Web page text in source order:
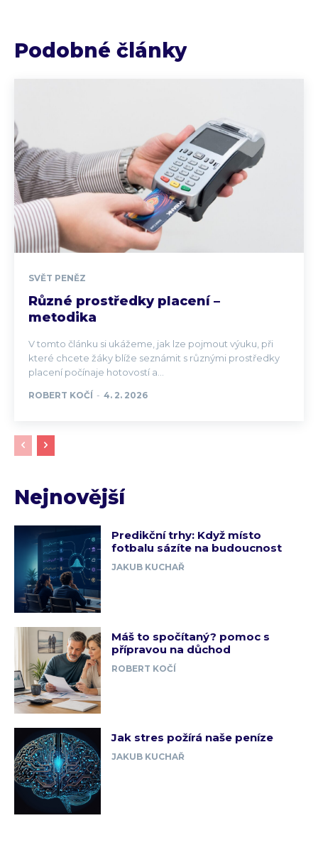
Podobné články
SVĚT PENĚZ
Různé prostředky placení –
metodika
V tomto článku si ukážeme, jak lze pojmout výuku, při
které chcete žáky blíže seznámit s různými prostředky
placení počínaje hotovostí a...
ROBERT KOČÍ - 4. 2. 2026
Nejnovější
Predikční trhy: Když místo
fotbalu sázíte na budoucnost
JAKUB KUCHAŘ
Máš to spočítaný? pomoc s
přípravou na důchod
ROBERT KOČÍ
Jak stres požírá naše peníze
JAKUB KUCHAŘ